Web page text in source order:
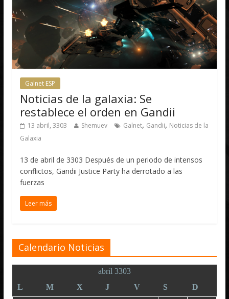
Galnet ESP
Noticias de la galaxia: Se
restablece el orden en Gandii
13 abril, 3303 Shemuev Galnet, Gandii, Noticias de la
Galaxia
13 de abril de 3303 Después de un periodo de intensos
conflictos, Gandii Justice Party ha derrotado a las
fuerzas
Leer más
Calendario Noticias
abril 3303
L
M X J V S D